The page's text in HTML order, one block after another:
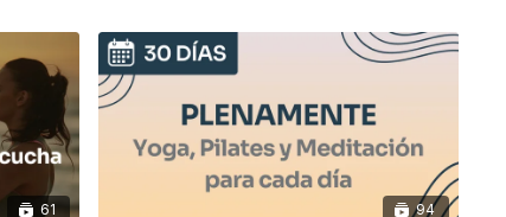
también el mes de los meditadores, con un total de12
cada semana, todas enfocadas en cultivar la atención y
desde la colección para que no pierdas
día la intención escrita, que será tu brújula para
61 94